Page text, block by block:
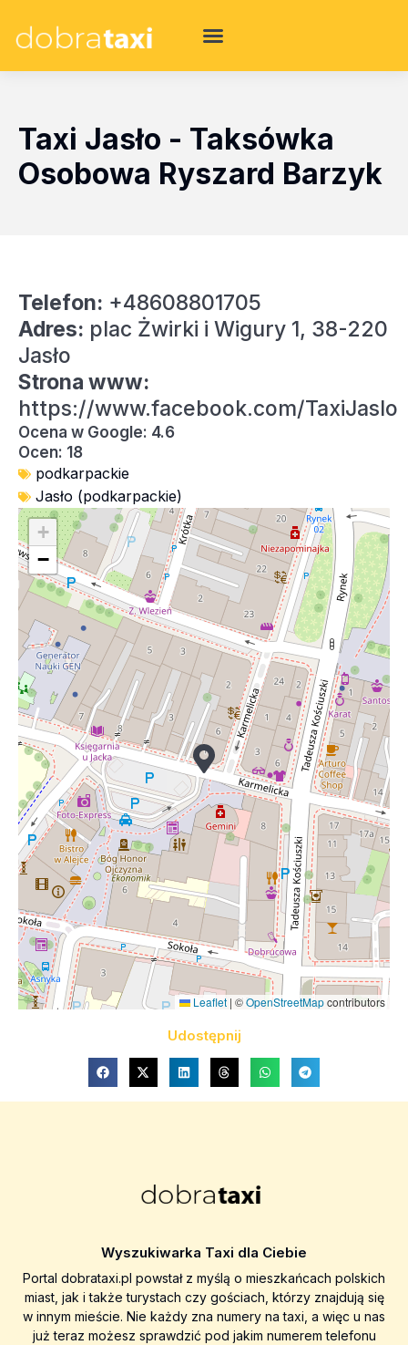
Taxi Jasło - Taksówka
Osobowa Ryszard Barzyk
Telefon: +48608801705
Adres: plac Żwirki i Wigury 1, 38-220
Jasło
Strona www:
https://www.facebook.com/TaxiJaslo
Ocena w Google: 4.6
Ocen: 18
podkarpackie
Jasło (podkarpackie)
+
−
Leaflet | ©OpenStreetMapcontributors
Udostępnij
Wyszukiwarka Taxi dla Ciebie
Portal dobrataxi.pl powstał z myślą o mieszkańcach polskich
miast, jak i także turystach czy gościach, którzy znajdują się
w innym mieście. Nie każdy zna numery na taxi, a więc u nas
już teraz możesz sprawdzić pod jakim numerem telefonu